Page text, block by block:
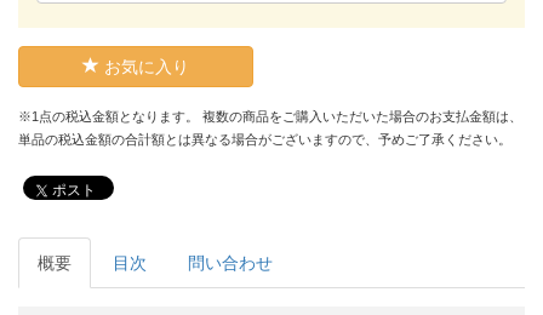
お気に入り
※1点の税込金額となります。 複数の商品をご購入いただいた場合のお支払金額は、
単品の税込金額の合計額とは異なる場合がございますので、予めご了承ください。
ポスト
概要 目次 問い合わせ